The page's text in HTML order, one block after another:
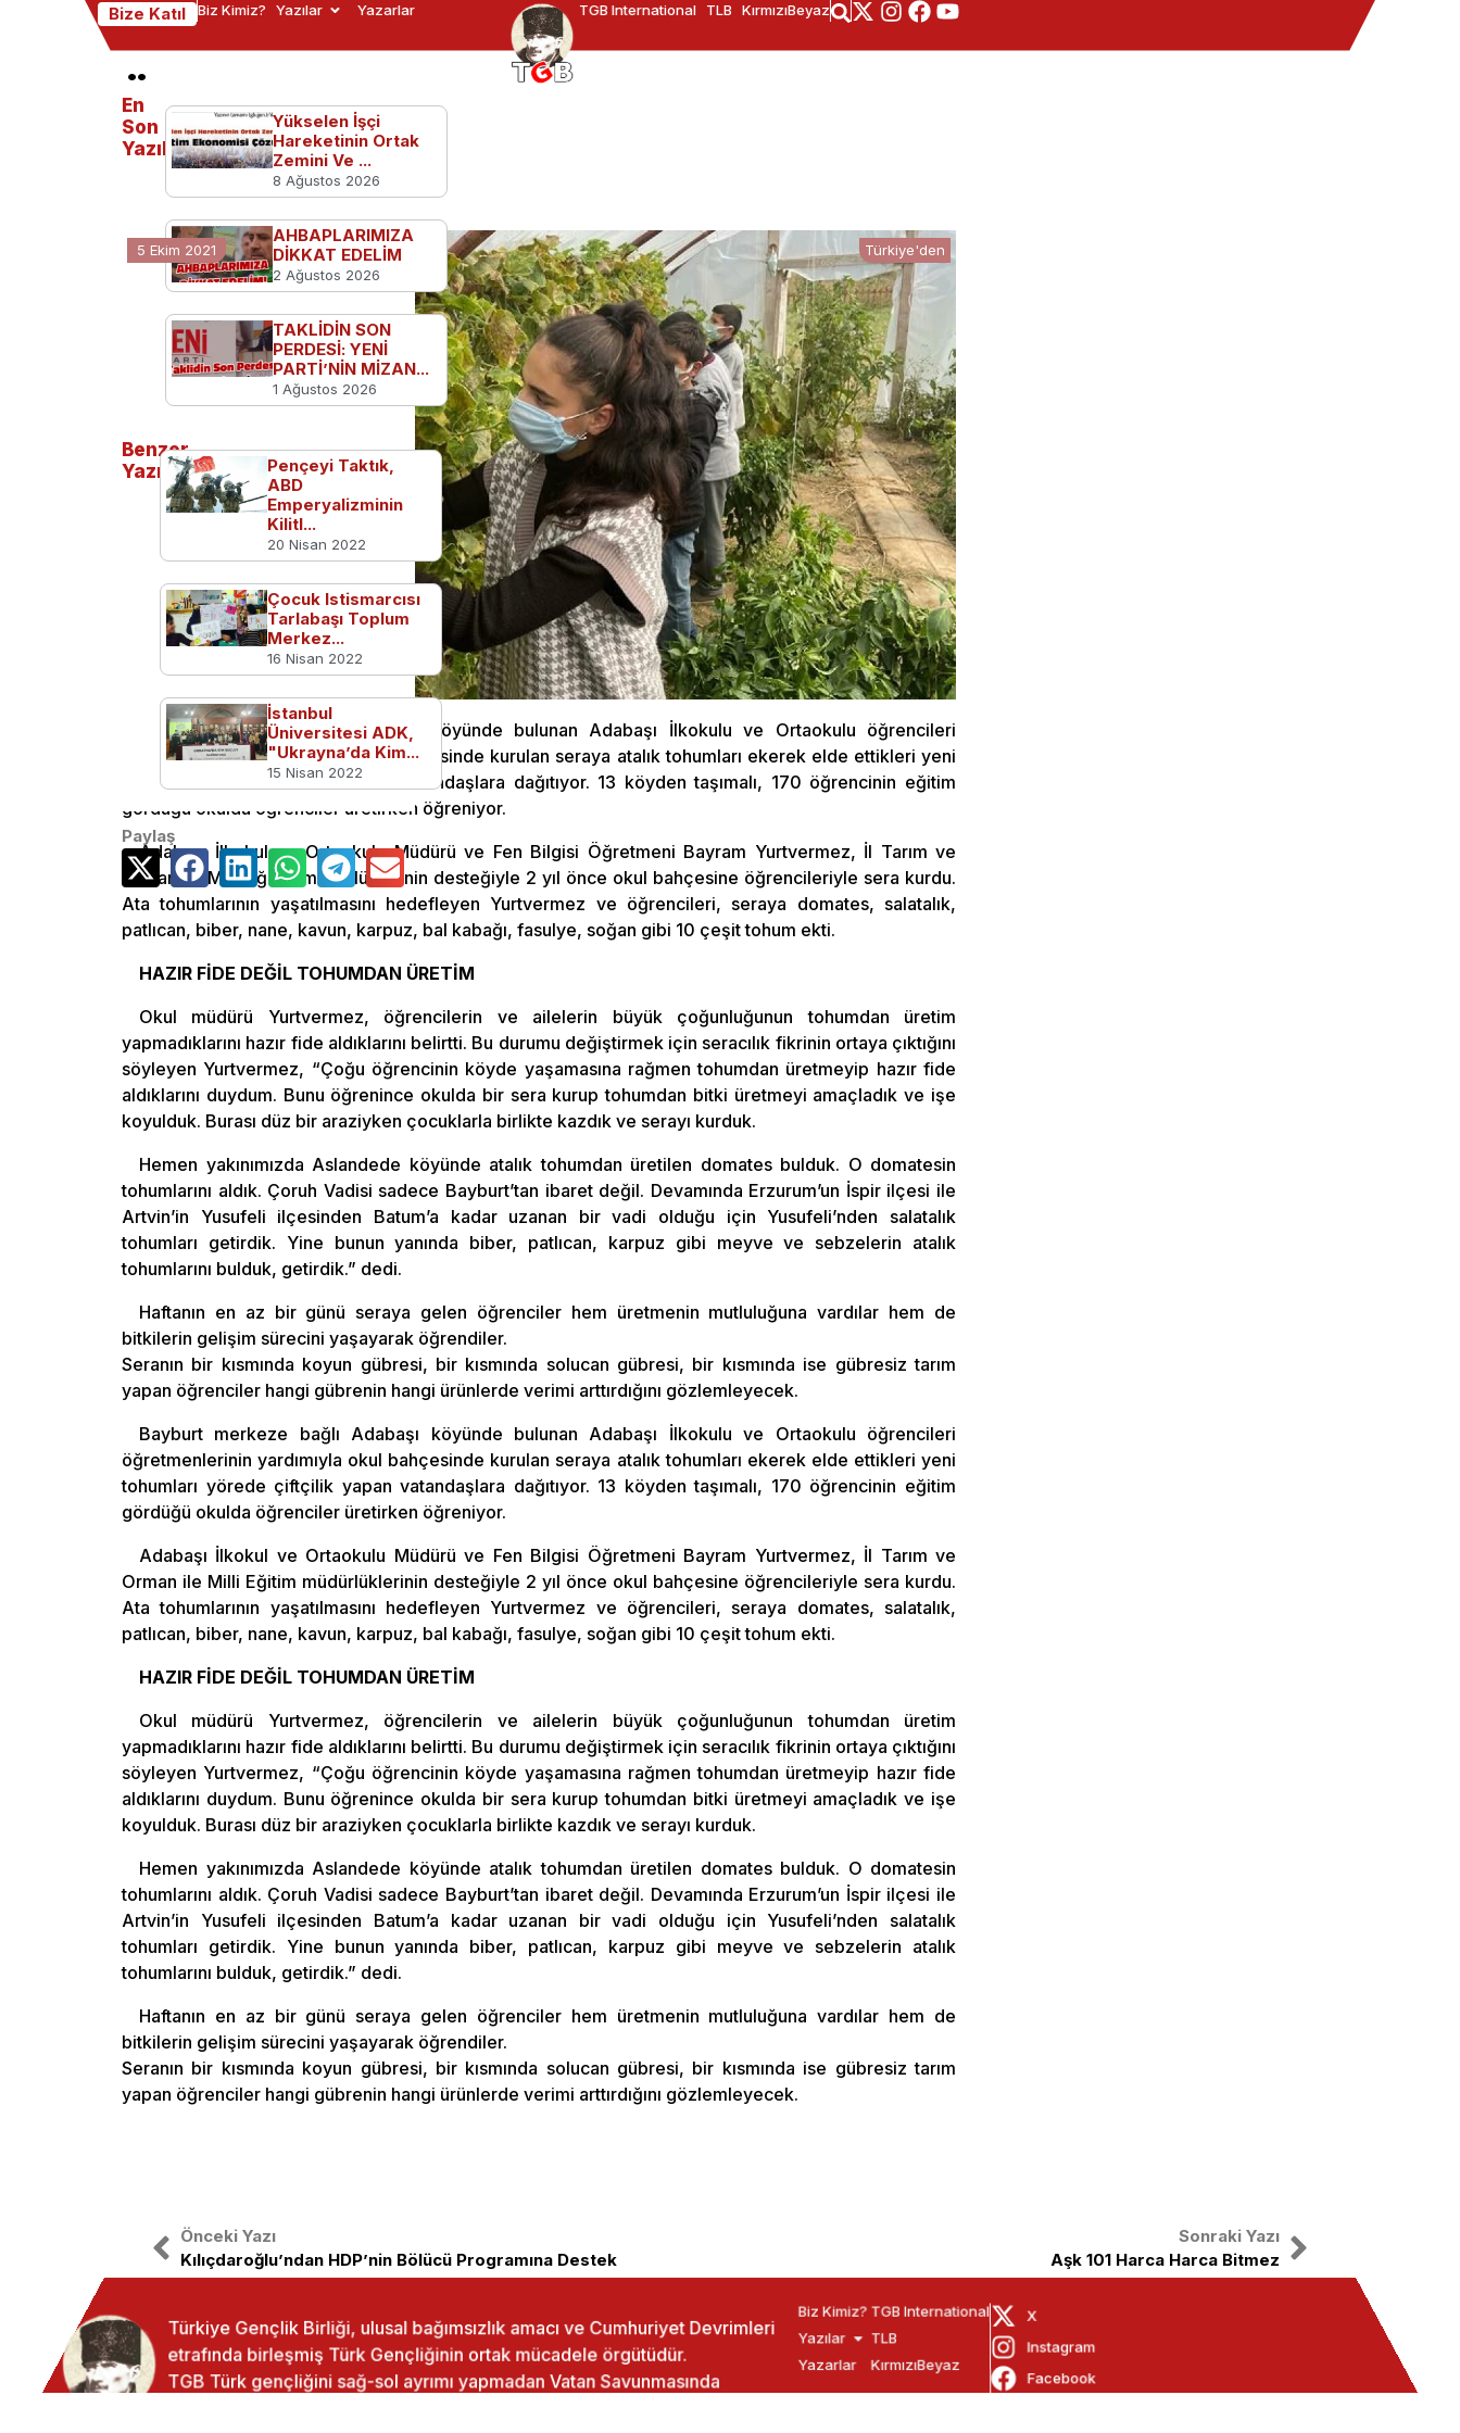
Bize Katıl Biz Kimiz? Yazılar Yazarlar TGB International TLB KırmızıBeyaz
Üreten Okul
Ana Sayfa Türkiye'den Üreten Okul
5 Ekim 2021 Türkiye'den
Bayburt merkeze bağlı Adabaşı köyünde bulunan Adabaşı İlkokulu ve Ortaokulu öğrencileri
öğretmenlerinin yardımıyla okul bahçesinde kurulan seraya atalık tohumları ekerek elde ettikleri yeni
tohumları yörede çiftçilik yapan vatandaşlara dağıtıyor. 13 köyden taşımalı, 170 öğrencinin eğitim
gördüğü okulda öğrenciler üretirken öğreniyor.
Adabaşı İlkokul ve Ortaokulu Müdürü ve Fen Bilgisi Öğretmeni Bayram Yurtvermez, İl Tarım ve
Orman ile Milli Eğitim müdürlüklerinin desteğiyle 2 yıl önce okul bahçesine öğrencileriyle sera kurdu.
Ata tohumlarının yaşatılmasını hedefleyen Yurtvermez ve öğrencileri, seraya domates, salatalık,
patlıcan, biber, nane, kavun, karpuz, bal kabağı, fasulye, soğan gibi 10 çeşit tohum ekti.
HAZIR FİDE DEĞİL TOHUMDAN ÜRETİM
Okul müdürü Yurtvermez, öğrencilerin ve ailelerin büyük çoğunluğunun tohumdan üretim
yapmadıklarını hazır fide aldıklarını belirtti. Bu durumu değiştirmek için seracılık fikrinin ortaya çıktığını
söyleyen Yurtvermez, “Çoğu öğrencinin köyde yaşamasına rağmen tohumdan üretmeyip hazır fide
aldıklarını duydum. Bunu öğrenince okulda bir sera kurup tohumdan bitki üretmeyi amaçladık ve işe
koyulduk. Burası düz bir araziyken çocuklarla birlikte kazdık ve serayı kurduk.
Hemen yakınımızda Aslandede köyünde atalık tohumdan üretilen domates bulduk. O domatesin
tohumlarını aldık. Çoruh Vadisi sadece Bayburt’tan ibaret değil. Devamında Erzurum’un İspir ilçesi ile
Artvin’in Yusufeli ilçesinden Batum’a kadar uzanan bir vadi olduğu için Yusufeli’nden salatalık
tohumları getirdik. Yine bunun yanında biber, patlıcan, karpuz gibi meyve ve sebzelerin atalık
tohumlarını bulduk, getirdik.” dedi.
Haftanın en az bir günü seraya gelen öğrenciler hem üretmenin mutluluğuna vardılar hem de
bitkilerin gelişim sürecini yaşayarak öğrendiler.
Seranın bir kısmında koyun gübresi, bir kısmında solucan gübresi, bir kısmında ise gübresiz tarım
yapan öğrenciler hangi gübrenin hangi ürünlerde verimi arttırdığını gözlemleyecek.
Bayburt merkeze bağlı Adabaşı köyünde bulunan Adabaşı İlkokulu ve Ortaokulu öğrencileri
öğretmenlerinin yardımıyla okul bahçesinde kurulan seraya atalık tohumları ekerek elde ettikleri yeni
tohumları yörede çiftçilik yapan vatandaşlara dağıtıyor. 13 köyden taşımalı, 170 öğrencinin eğitim
gördüğü okulda öğrenciler üretirken öğreniyor.
Adabaşı İlkokul ve Ortaokulu Müdürü ve Fen Bilgisi Öğretmeni Bayram Yurtvermez, İl Tarım ve
Orman ile Milli Eğitim müdürlüklerinin desteğiyle 2 yıl önce okul bahçesine öğrencileriyle sera kurdu.
Ata tohumlarının yaşatılmasını hedefleyen Yurtvermez ve öğrencileri, seraya domates, salatalık,
patlıcan, biber, nane, kavun, karpuz, bal kabağı, fasulye, soğan gibi 10 çeşit tohum ekti.
HAZIR FİDE DEĞİL TOHUMDAN ÜRETİM
Okul müdürü Yurtvermez, öğrencilerin ve ailelerin büyük çoğunluğunun tohumdan üretim
yapmadıklarını hazır fide aldıklarını belirtti. Bu durumu değiştirmek için seracılık fikrinin ortaya çıktığını
söyleyen Yurtvermez, “Çoğu öğrencinin köyde yaşamasına rağmen tohumdan üretmeyip hazır fide
aldıklarını duydum. Bunu öğrenince okulda bir sera kurup tohumdan bitki üretmeyi amaçladık ve işe
koyulduk. Burası düz bir araziyken çocuklarla birlikte kazdık ve serayı kurduk.
Hemen yakınımızda Aslandede köyünde atalık tohumdan üretilen domates bulduk. O domatesin
tohumlarını aldık. Çoruh Vadisi sadece Bayburt’tan ibaret değil. Devamında Erzurum’un İspir ilçesi ile
Artvin’in Yusufeli ilçesinden Batum’a kadar uzanan bir vadi olduğu için Yusufeli’nden salatalık
tohumları getirdik. Yine bunun yanında biber, patlıcan, karpuz gibi meyve ve sebzelerin atalık
tohumlarını bulduk, getirdik.” dedi.
Haftanın en az bir günü seraya gelen öğrenciler hem üretmenin mutluluğuna vardılar hem de
bitkilerin gelişim sürecini yaşayarak öğrendiler.
Seranın bir kısmında koyun gübresi, bir kısmında solucan gübresi, bir kısmında ise gübresiz tarım
yapan öğrenciler hangi gübrenin hangi ürünlerde verimi arttırdığını gözlemleyecek.
En
Son
Yazılanlar
Yükselen İşçi
Hareketinin Ortak
Zemini Ve ...
8 Ağustos 2026
AHBAPLARIMIZA
DİKKAT EDELİM
2 Ağustos 2026
TAKLİDİN SON
PERDESİ: YENİ
PARTİ’NİN MİZAN...
1 Ağustos 2026
Benzer
Yazılar
Pençeyi Taktık,
ABD
Emperyalizminin
Kilitl...
20 Nisan 2022
Çocuk Istismarcısı
Tarlabaşı Toplum
Merkez...
16 Nisan 2022
İstanbul
Üniversitesi ADK,
"Ukrayna’da Kim...
15 Nisan 2022
Paylaş
Önceki Yazı
Kılıçdaroğlu’ndan HDP’nin Bölücü Programına Destek
Sonraki Yazı
Aşk 101 Harca Harca Bitmez
Türkiye Gençlik Birliği, ulusal bağımsızlık amacı ve Cumhuriyet Devrimleri
etrafında birleşmiş Türk Gençliğinin ortak mücadele örgütüdür.
TGB Türk gençliğini sağ-sol ayrımı yapmadan Vatan Savunmasında
Biz Kimiz?
Yazılar
Yazarlar
TGB International
TLB
KırmızıBeyaz
X
Instagram
Facebook